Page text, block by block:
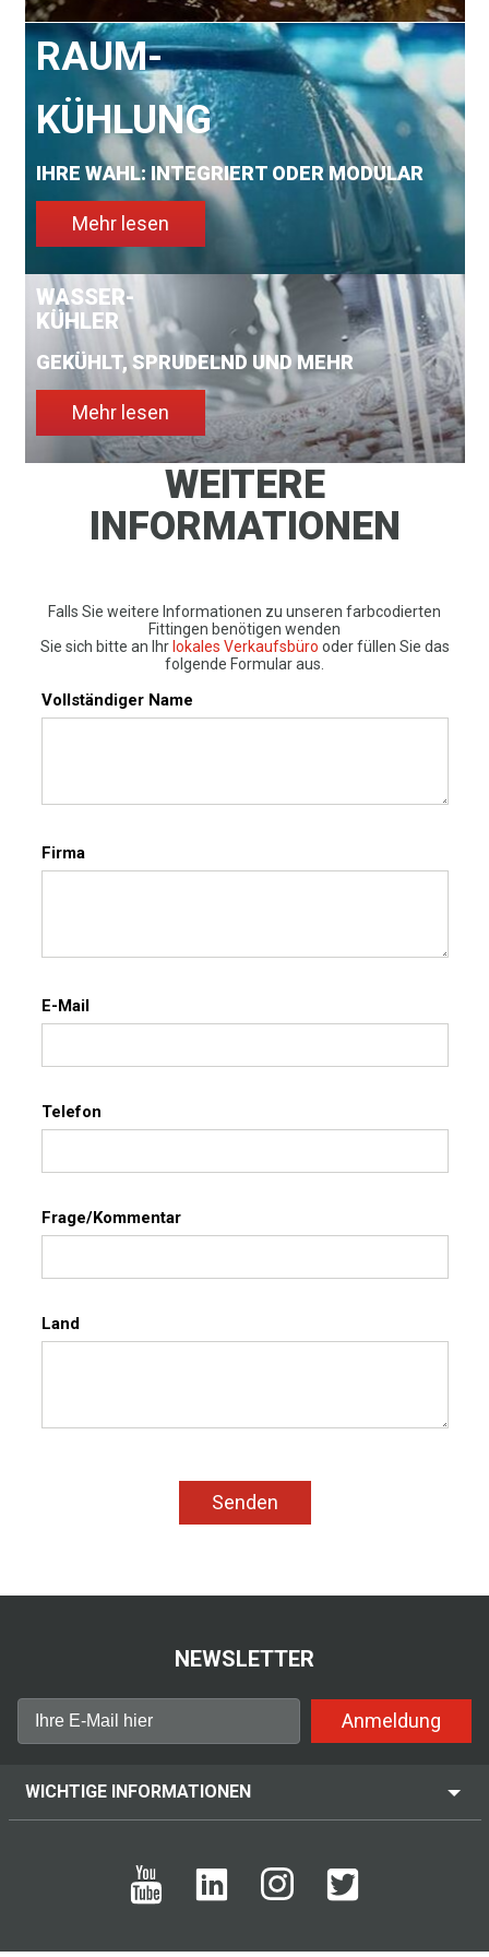
RAUM-
KÜHLUNG
IHRE WAHL: INTEGRIERT ODER MODULAR
Mehr lesen
WASSER-
KÜHLER
GEKÜHLT, SPRUDELND UND MEHR
Mehr lesen
WEITERE
INFORMATIONEN
Falls Sie weitere Informationen zu unseren farbcodierten
Fittingen benötigen wenden
Sie sich bitte an Ihr lokales Verkaufsbüro oder füllen Sie das
folgende Formular aus.
Vollständiger Name
Firma
E-Mail
Telefon
Frage/Kommentar
Land
Senden
NEWSLETTER
Anmeldung
WICHTIGE INFORMATIONEN